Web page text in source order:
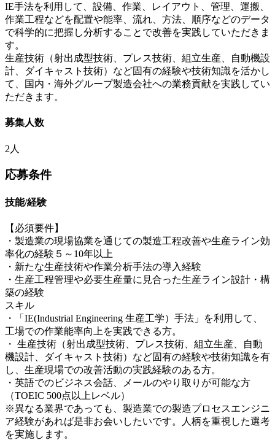
IE手法を利用して、設備、作業、レイアウト、管理、運搬、
作業工程などを配置や能率、流れ、方法、順序などのデータ
で科学的に把握し分析することで改善を実践していただきま
す。
生産技術（射出成型技術、プレス技術、組立生産、自動機設
計、ダイキャスト技術）など固有の経験や技術知識を活かし
て、国内・海外グループ製造会社への業務貢献を実践してい
ただきます。
募集人数
2人
応募条件
技能/経験
【必須要件】
・製造業の現場協業を通じての製造工程改善や生産ライン効
率化の経験５～10年以上
・新たな生産技術や作業分析手法の導入経験
・生産工程管理や必要生産量に見合った生産ライン設計・構
築の経験
スキル
・「IE(Industrial Engineering 生産工学）手法」を利用して、
工場での作業能率向上を実践できる方。
・ 生産技術（射出成型技術、プレス技術、組立生産、自動
機設計、ダイキャスト技術）など固有の経験や技術知識を有
し、生産現場での改善活動の実践経験のある方。
・英語でのビジネス会話、メールのやり取りが可能な方
（TOEIC 500点以上レベル）
※異なる業界であっても、製造業での製造プロセスエンジニ
ア経験があれば是非お会いしたいです。人柄を重視した選考
を実施します。